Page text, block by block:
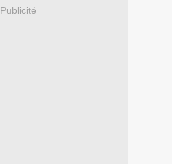
Publicité